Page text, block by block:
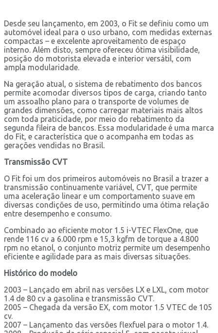
Desde seu lançamento, em 2003, o Fit se definiu como um
automóvel ideal para o uso urbano, com medidas externas
compactas – e excelente aproveitamento de espaço
interno. Além disto, sempre ofereceu ótima visibilidade,
posição do motorista elevada e interior versátil, com
ampla modularidade.
Na geração atual, o sistema de rebatimento dos bancos
permite acomodar diversos tipos de carga, criando tanto
um assoalho plano para o transporte de volumes de
grandes dimensões, como carregar materiais mais altos
com toda praticidade, por meio do rebatimento da
segunda fileira de bancos. Essa modularidade é uma marca
do Fit, e característica que o acompanha em todas as
gerações vendidas no Brasil.
Transmissão CVT
O Fit foi um dos primeiros automóveis no Brasil a trazer a
transmissão continuamente variável, CVT, que permite
uma aceleração linear e um comportamento suave em
diversas condições de uso, permitindo uma ótima relação
entre desempenho e consumo.
Combinado ao eficiente motor 1.5 i-VTEC FlexOne, que
rende 116 cv a 6.000 rpm e 15,3 kgfm de torque a 4.800
rpm no etanol, o conjunto motriz permite um desempenho
eficiente e agilidade para as mais diversas situações.
Histórico do modelo
2003 – Lançado em abril nas versões LX e LXL, com motor
1.4 de 80 cv a gasolina e transmissão CVT.
2005 – Chegada da versão EX, com motor 1.5 VTEC de 105
cv.
2007 – Lançamento das versões flexfuel para o motor 1.4.